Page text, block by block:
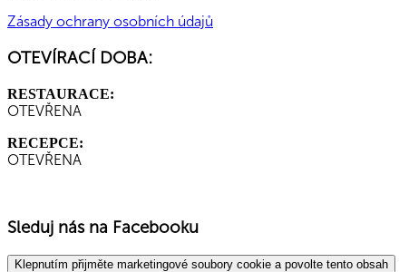
Zásady ochrany osobních údajů
OTEVÍRACÍ DOBA:
RESTAURACE:
OTEVŘENA
RECEPCE:
OTEVŘENA
Sleduj nás na Facebooku
Klepnutím přijměte marketingové soubory cookie a povolte tento obsah